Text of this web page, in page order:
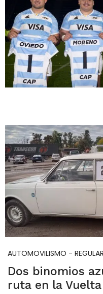
AUTOMOVILISMO -
Dos binomios
ruta en la